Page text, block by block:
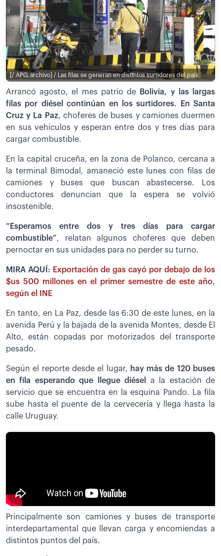
[/ APG, archivo] / Las filas se generan en distintos surtidores del país
Arrancó agosto, el mes patrio de
Bolivia, y las largas
filas por diésel continúan en los surtidores. En Santa
Cruz y La Paz, choferes de buses y camiones duermen
en sus vehículos y esperan entre dos y tres días para
cargar combustible.
En la capital cruceña, en la zona de Polanco, cercana a
la terminal Bimodal, amaneció este lunes con filas de
camiones y buses que buscan abastecerse. Los
conductores denuncian que la espera se volvió
insostenible.
”Esperamos entre dos y tres días para cargar
combustible”, relatan algunos choferes que deben
pernoctar en sus unidades para no perder su turno.
MIRA AQUÍ: Exportación de gas cayó por debajo de los
$us 500 millones en el primer semestre de este año,
según el INE
En tanto, en La Paz, desde las 6:30 de este lunes, en la
avenida Perú y la bajada de la avenida Montes, desde El
Alto, están copadas por motorizados del transporte
pesado.
Según el reporte desde el lugar, hay más de 120 buses
en fila esperando que llegue diésel
a la estación de
servicio que se encuentra en la esquina Pando. La fila
sube hasta el puente de la cervecería y llega hasta la
calle Uruguay.
Principalmente son camiones y buses de transporte
interdepartamental que llevan carga y encomiendas a
distintos puntos del país.